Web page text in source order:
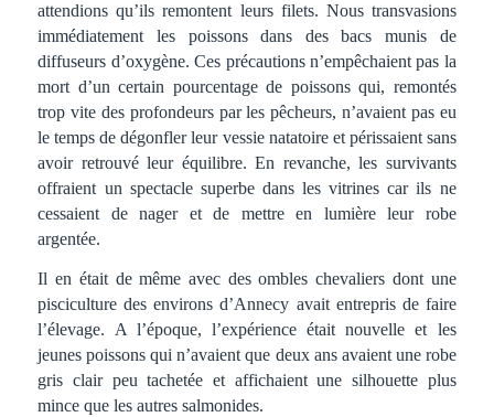
attendions qu’ils remontent leurs filets. Nous transvasions
immédiatement les poissons dans des bacs munis de
diffuseurs d’oxygène. Ces précautions n’empêchaient pas la
mort d’un certain pourcentage de poissons qui, remontés
trop vite des profondeurs par les pêcheurs, n’avaient pas eu
le temps de dégonfler leur vessie natatoire et périssaient sans
avoir retrouvé leur équilibre. En revanche, les survivants
offraient un spectacle superbe dans les vitrines car ils ne
cessaient de nager et de mettre en lumière leur robe
argentée.
Il en était de même avec des ombles chevaliers dont une
pisciculture des environs d’Annecy avait entrepris de faire
l’élevage. A l’époque, l’expérience était nouvelle et les
jeunes poissons qui n’avaient que deux ans avaient une robe
gris clair peu tachetée et affichaient une silhouette plus
mince que les autres salmonides.